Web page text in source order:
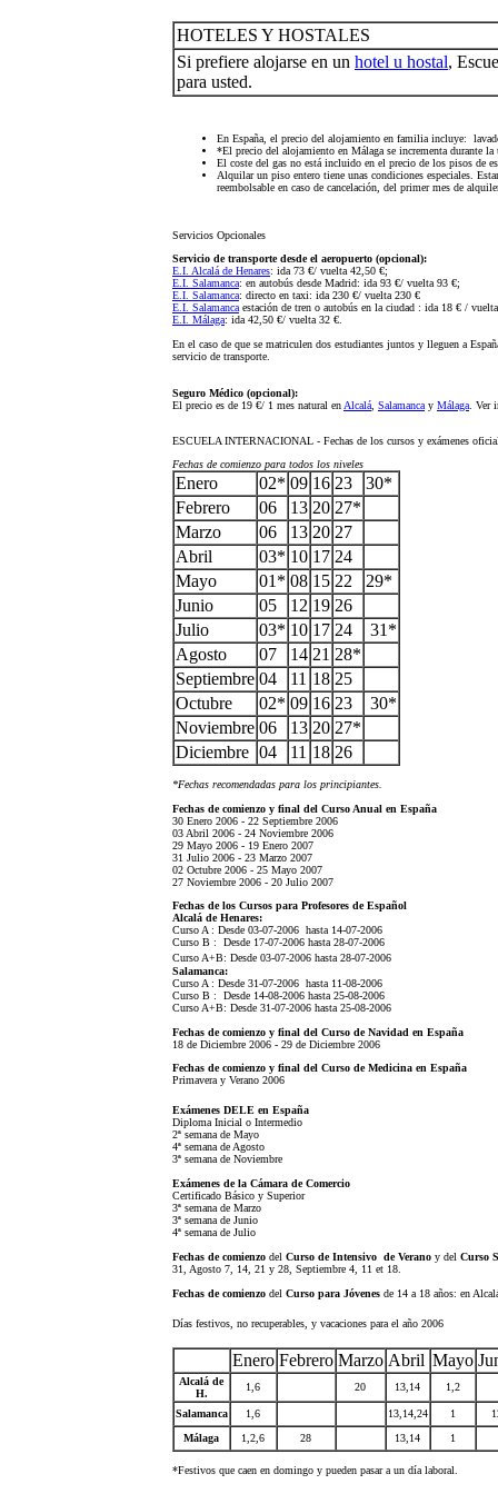
HOTELES Y HOSTALES
Si prefiere alojarse en un hotel u hostal,
para usted.
En España, el precio del alojamiento en familia incluye:
*El precio del alojamiento en Málaga se incrementa durante
El coste del gas no está incluido en el precio de los pisos de
Alquilar un piso entero tiene unas condiciones especiales.
reembolsable en caso de cancelación, del primer mes de
Servicios Opcionales
Servicio de transporte desde el aeropuerto (opcional):
E.I. Alcalá de Henares: ida 73 €/ vuelta 42,50 €;
E.I. Salamanca: en autobús desde Madrid: ida 93 €/ vuelta 93 €;
E.I. Salamanca: directo en taxi: ida 230 €/ vuelta 230 €
E.I. Salamanca estación de tren o autobús en la ciudad : ida 18 € /
E.I. Málaga: ida 42,50 €/ vuelta 32 €.
En el caso de que se matriculen dos estudiantes juntos y lleguen a
servicio de transporte.
Seguro Médico (opcional):
El precio es de 19 €/ 1 mes natural en Alcalá Salamanca y Málaga . Ver
ESCUELA INTERNACIONAL - Fechas de los cursos y exámenes
Fechas de comienzo para todos los niveles
Enero 02* 09 16 23
30*
Febrero
06 13 20 27*
Marzo
06 13 20 27
Abril
03* 10 17 24
Mayo
01* 08 15 22
29*
Junio
05 12 19 26
Julio
03* 10 17 24
31*
Agosto
07 14 21 28*
Septiembre 04 11 18 25
Octubre
02* 09 16 23
30*
Noviembre 06 13 20 27*
Diciembre 04 11 18 26
*Fechas recomendadas para los principiantes.
Fechas de comienzo y final del Curso Anual en España
30 Enero 2006 - 22 Septiembre 2006
03 Abril 2006 - 24 Noviembre 2006
29 Mayo 2006 - 19 Enero 2007
31 Julio 2006 - 23 Marzo 2007
02 Octubre 2006 - 25 Mayo 2007
27 Noviembre 2006 - 20 Julio 2007
Fechas de los Cursos para Profesores de Español
Alcalá de Henares:
Curso A : Desde 03-07-2006 hasta 14-07-2006
Curso B : Desde 17-07-2006 hasta 28-07-2006
Curso A+B: Desde 03-07-2006 hasta 28-07-2006
Salamanca:
Curso A : Desde 31-07-2006 hasta 11-08-2006
Curso B : Desde 14-08-2006 hasta 25-08-2006
Curso A+B: Desde 31-07-2006 hasta 25-08-2006
Fechas de comienzo y final del Curso de Navidad en España
18 de Diciembre 2006 - 29 de Diciembre 2006
Fechas de comienzo y final del Curso de Medicina en España
Primavera y Verano 2006
Exámenes DELE en España
Diploma Inicial o Intermedio
2ª semana de Mayo
4ª semana de Agosto
3ª semana de Noviembre
Exámenes de la Cámara de Comercio
Certificado Básico y Superior
3ª semana de Marzo
3ª semana de Junio
4ª semana de Julio
Fechas de comienzo del Curso de Intensivo de Verano y del Curso
31, Agosto 7, 14, 21 y 28, Septiembre 4, 11 et 18.
Fechas de comienzo del Curso para Jóvenes de 14 a 18 años: en
Días festivos, no recuperables, y vacaciones para el año 2006
Enero Febrero Marzo Abril Mayo
Alcalá de
H.
1,6 20 13,14 1 ,2
Salamanca 1,6 13,14,24 1
Málaga
1,2,6 28 13,14 1
*Festivos que caen en domingo y pueden pasar a un día laboral.